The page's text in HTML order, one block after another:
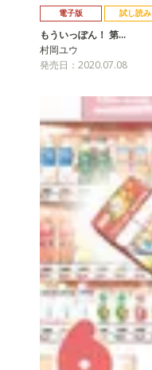
電子版 試し読み
もういっぽん！ 第…
村岡ユウ
発売日：2020.07.08